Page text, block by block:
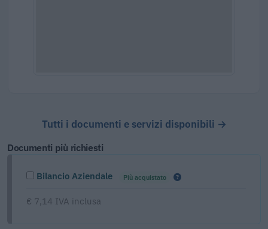
Tutti i documenti e servizi disponibili →
Documenti più richiesti
Bilancio Aziendale Più acquistato
€ 7,14 IVA inclusa